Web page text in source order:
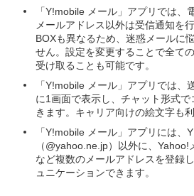
「Y!mobile メール」アプリでは、
メールアドレス以外は受信通知を
BOXも異なるため、迷惑メールに
せん。設定を変更することで全て
受け取ることも可能です。
「Y!mobile メール」アプリでは、
に1画面で表示し、チャット形式
きます。キャリア向けの絵文字も利
「Y!mobile メール」アプリには、
（@yahoo.ne.jp）以外に、Yahoo!
など複数のメールアドレスを登録
ュニケーションできます。